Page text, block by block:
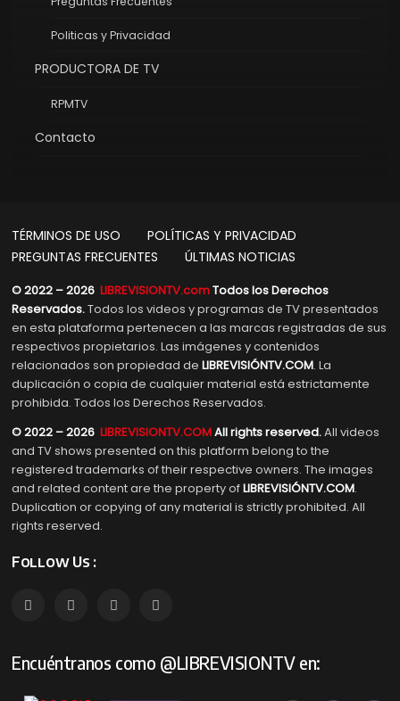
Politicas y Privacidad
PRODUCTORA DE TV
RPMTV
Contacto
TÉRMINOS DE USO
POLÍTICAS Y PRIVACIDAD
PREGUNTAS FRECUENTES
ÚLTIMAS NOTICIAS
© 2022 – 2026LIBREVISIONTV.comTodos los Derechos
Reservados.Todos los videos y programas de TV presentados
en esta plataforma pertenecen a las marcas registradas de sus
respectivos propietarios. Las imágenes y contenidos
relacionados son propiedad deLIBREVISIÓNTV.COM. La
duplicación o copia de cualquier material está estrictamente
prohibida. Todos los Derechos Reservados.
© 2022 – 2026LIBREVISIONTV.COMAll rights reserved.All videos
and TV shows presented on this platform belong to the
registered trademarks of their respective owners. The images
and related content are the property ofLIBREVISIÓNTV.COM.
Duplication or copying of any material is strictly prohibited. All
rights reserved.
Follow Us :
Encuéntranos como @LIBREVISIONTV en: